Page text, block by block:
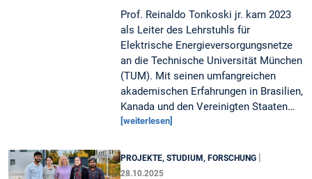
Prof. Reinaldo Tonkoski jr. kam 2023
als Leiter des Lehrstuhls für
Elektrische Energieversorgungsnetze
an die Technische Universität München
(TUM). Mit seinen umfangreichen
akademischen Erfahrungen in Brasilien,
Kanada und den Vereinigten Staaten…
[weiterlesen]
PROJEKTE, STUDIUM, FORSCHUNG |
28.10.2025